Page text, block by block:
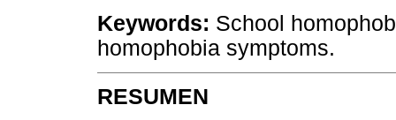
Keywords: School
homophobia symptoms.
RESUMEN